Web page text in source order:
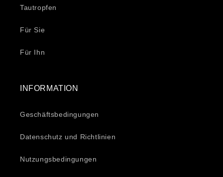
Tautropfen
Für Sie
Für Ihn
INFORMATION
Geschäftsbedingungen
Datenschutz und Richtlinien
Nutzungsbedingungen